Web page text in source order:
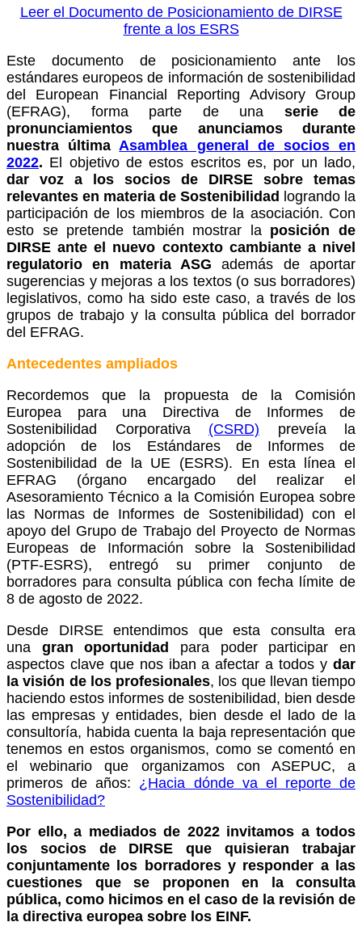
Leer el Documento de Posicionamiento de DIRSE
frente a los ESRS
Este documento de posicionamiento ante los
estándares europeos de información de sostenibilidad
del European Financial Reporting Advisory Group
(EFRAG), forma parte de una serie de
pronunciamientos que anunciamos durante
nuestra últimaAsamblea general de socios en
2022. El objetivo de estos escritos es, por un lado,
dar voz a los socios de DIRSE sobre temas
relevantes en materia de Sostenibilidad logrando la
participación de los miembros de la asociación. Con
esto se pretende también mostrar la posición de
DIRSE ante el nuevo contexto cambiante a nivel
regulatorio en materia ASG además de aportar
sugerencias y mejoras a los textos (o sus borradores)
legislativos, como ha sido este caso, a través de los
grupos de trabajo y la consulta pública del borrador
del EFRAG.
Antecedentes ampliados
Recordemos que la propuesta de la Comisión
Europea para una Directiva de Informes de
Sostenibilidad Corporativa (CSRD) preveía la
adopción de los Estándares de Informes de
Sostenibilidad de la UE (ESRS). En esta línea el
EFRAG (órgano encargado del realizar el
Asesoramiento Técnico a la Comisión Europea sobre
las Normas de Informes de Sostenibilidad) con el
apoyo del Grupo de Trabajo del Proyecto de Normas
Europeas de Información sobre la Sostenibilidad
(PTF-ESRS), entregó su primer conjunto de
borradores para consulta pública con fecha límite de
8 de agosto de 2022.
Desde DIRSE entendimos que esta consulta era
una gran oportunidad
para poder participar en
aspectos clave que nos iban a afectar a todos y dar
la visión de los profesionales, los que llevan tiempo
haciendo estos informes de sostenibilidad, bien desde
las empresas y entidades, bien desde el lado de la
consultoría, habida cuenta la baja representación que
tenemos en estos organismos, como se comentó en
el webinario que organizamos con ASEPUC, a
primeros de años: ¿Hacia dónde va el reporte de
Sostenibilidad?
Por ello, a mediados de 2022 invitamos a todos
los socios de DIRSE que quisieran trabajar
conjuntamente los borradores y responder a las
cuestiones que se proponen en la consulta
pública, como hicimos en el caso de la revisión de
la directiva europea sobre los EINF.